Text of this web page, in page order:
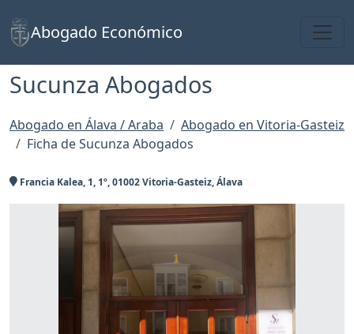
Abogado Económico
Sucunza Abogados
Abogado en Álava / Araba
Abogado en Vitoria-Gasteiz
Ficha de Sucunza Abogados
Francia Kalea, 1, 1º, 01002 Vitoria-Gasteiz, Álava